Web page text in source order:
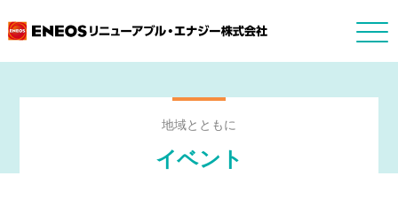
地域とともに
イベント